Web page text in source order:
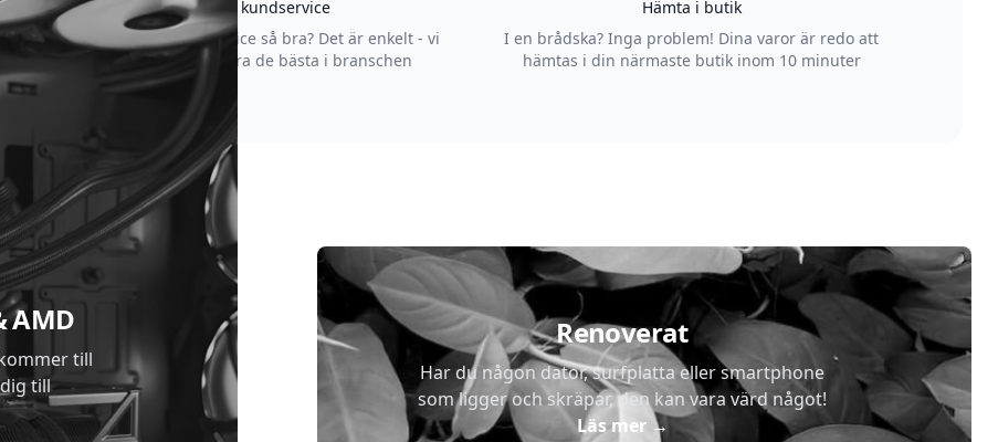
Asgrym kundservice
Varför är vår kundservice så bra? Det är enkelt - vi
strävar efter att vara de bästa i branschen
Hämta i butik
I en brådska? Inga problem! Dina varor är redo att
hämtas i din närmaste butik inom 10 minuter
AMD
till
till
Renoverat
Har du någon dator, surfplatta eller smartphone
som ligger och skräpar, den kan vara värd något!
Läs mer→